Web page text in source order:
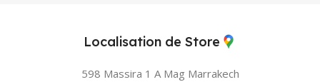
Localisation de Store
598 Massira 1 A Mag Marrakech